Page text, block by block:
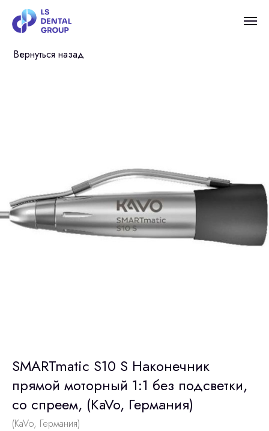
Вернуться назад
SMARTmatic S10 S Наконечник
прямой моторный 1:1 без подсветки,
со спреем, (KaVo, Германия)
(KaVo, Германия)